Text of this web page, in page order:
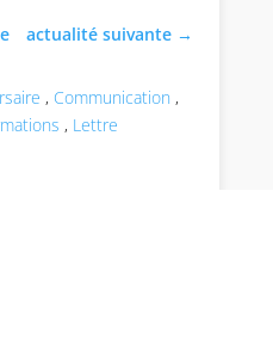
actualité suivante→
, Communication ,
, Lettre